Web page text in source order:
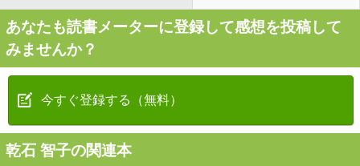
あなたも読書メーターに登録して感想を投稿して
みませんか？
今すぐ登録する（無料）
乾石 智子の関連本